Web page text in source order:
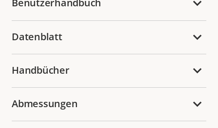
Benutzerhandbuch
Datenblatt
Handbücher
Abmessungen